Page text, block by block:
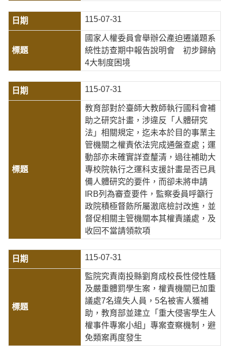
115-07-31
國家人權委員會舉辦公產迫遷議題系
統性訪查期中報告說明會 初步歸納
4大制度困境
115-07-31
教育部對於臺師大教師執行國科會補
助之研究計畫，涉違反「人體研究
法」相關規定，迄未本於目的事業主
管機關之權責依法完成通盤查處；運
動部亦未確實詳查釐清，過往補助大
專校院執行之運科支援計畫是否已具
備人體研究的要件，而卻未將申請
IRB列為審查要件，監察委員呼籲行
政院積極督飭所屬澈底檢討改進，並
督促相關主管機關本其權責議處，及
收回不當請領款項
115-07-31
監院究責南投縣劉育成校長性侵性騷
及嚴重體罰學生案，權責機關已加重
議處7名違失人員，5名被害人獲補
助，教育部並建立「重大侵害學生人
權事件專案小組」專案查察機制，避
免類案再度發生